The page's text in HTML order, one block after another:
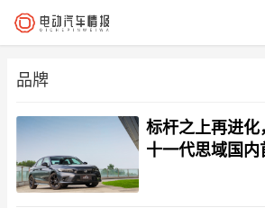
品牌
标杆之上再进
十一代思域国内